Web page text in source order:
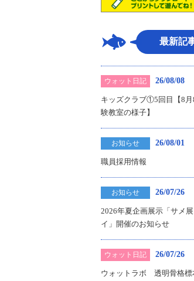
最新記
ウォット日記 26/08/08
キッズクラブ①5回目【8月
験教室の様子】
お知らせ 26/08/01
職員採用情報
お知らせ 26/07/26
2026年夏企画展示「サメ展
イ」開催のお知らせ
ウォット日記 26/07/26
ウォットラボ 透明骨格標